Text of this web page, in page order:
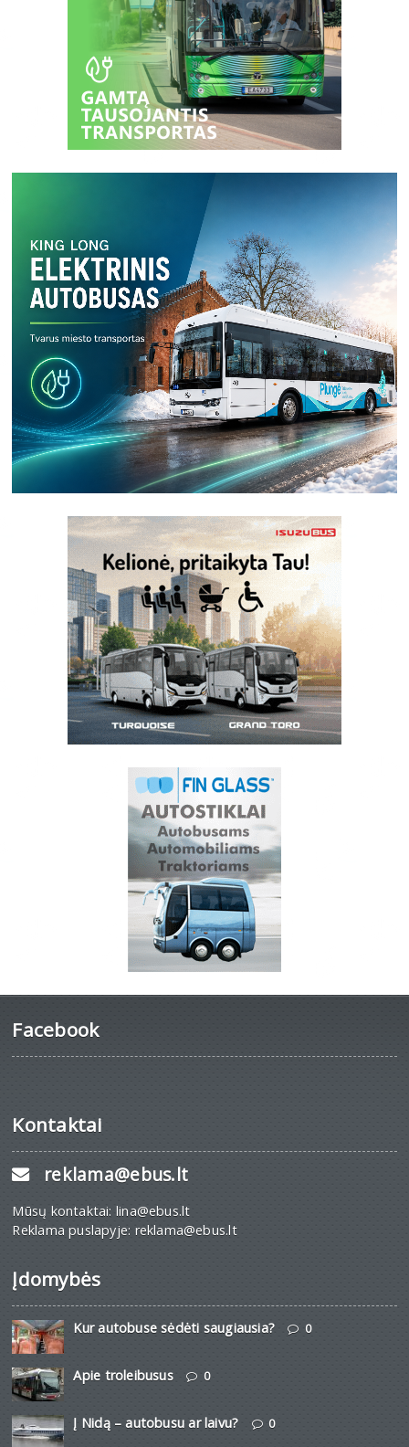
Facebook
Kontaktai
reklama@ebus.lt
Mūsų kontaktai: lina@ebus.lt
Reklama puslapyje: reklama@ebus.lt
Įdomybės
Kur autobuse sėdėti saugiausia? 0
Apie troleibusus 0
Į Nidą – autobusu ar laivu? 0